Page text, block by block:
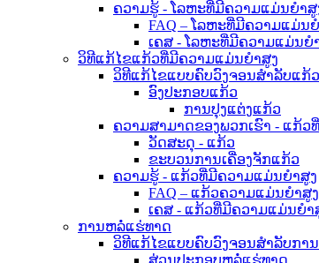
ຄວາມຮູ້ - ໂລຫະທີ່ມີຄວາມແມ່ນຍໍາສູ
FAQ – ໂລຫະທີ່ມີຄວາມແມ່ນ
ເຄສ - ໂລຫະທີ່ມີຄວາມແມ່ນຍໍ
ວິທີແກ້ໄຂແກ້ວທີ່ມີຄວາມແມ່ນຍໍາສູງ
ວິທີແກ້ໄຂແບບຄົບວົງຈອນສຳລັບແກ້
ອົງປະກອບແກ້ວ
ການປຸງແຕ່ງແກ້ວ
ຄວາມສາມາດຂອງພວກເຮົາ - ແກ້ວ
ວັດສະດຸ - ແກ້ວ
ຂະບວນການເຄື່ອງຈັກແກ້ວ
ຄວາມຮູ້ - ແກ້ວທີ່ມີຄວາມແມ່ນຍໍາສູງ
FAQ – ແກ້ວຄວາມແມ່ນຍໍາສູງ
ເຄສ - ແກ້ວທີ່ມີຄວາມແມ່ນຍໍາ
ການຫລໍ່ແຮ່ທາດ
ວິທີແກ້ໄຂແບບຄົບວົງຈອນສຳລັບກາ
ສ່ວນປະກອບຫລໍ່ແຮ່ທາດ